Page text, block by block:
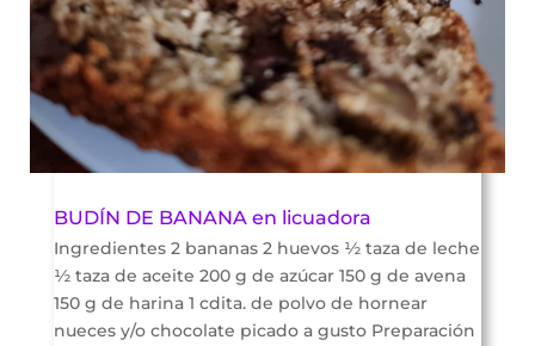
BUDÍN DE BANANA en licuadora
Ingredientes 2 bananas 2 huevos ½ taza de leche
½ taza de aceite 200 g de azúcar 150 g de avena
150 g de harina 1 cdita. de polvo de hornear
nueces y/o chocolate picado a gusto Preparación